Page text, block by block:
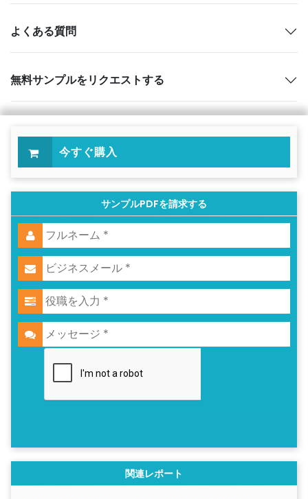
よくある質問
無料サンプルをリクエストする
今すぐ購入
サンプルPDFを請求する
関連レポート